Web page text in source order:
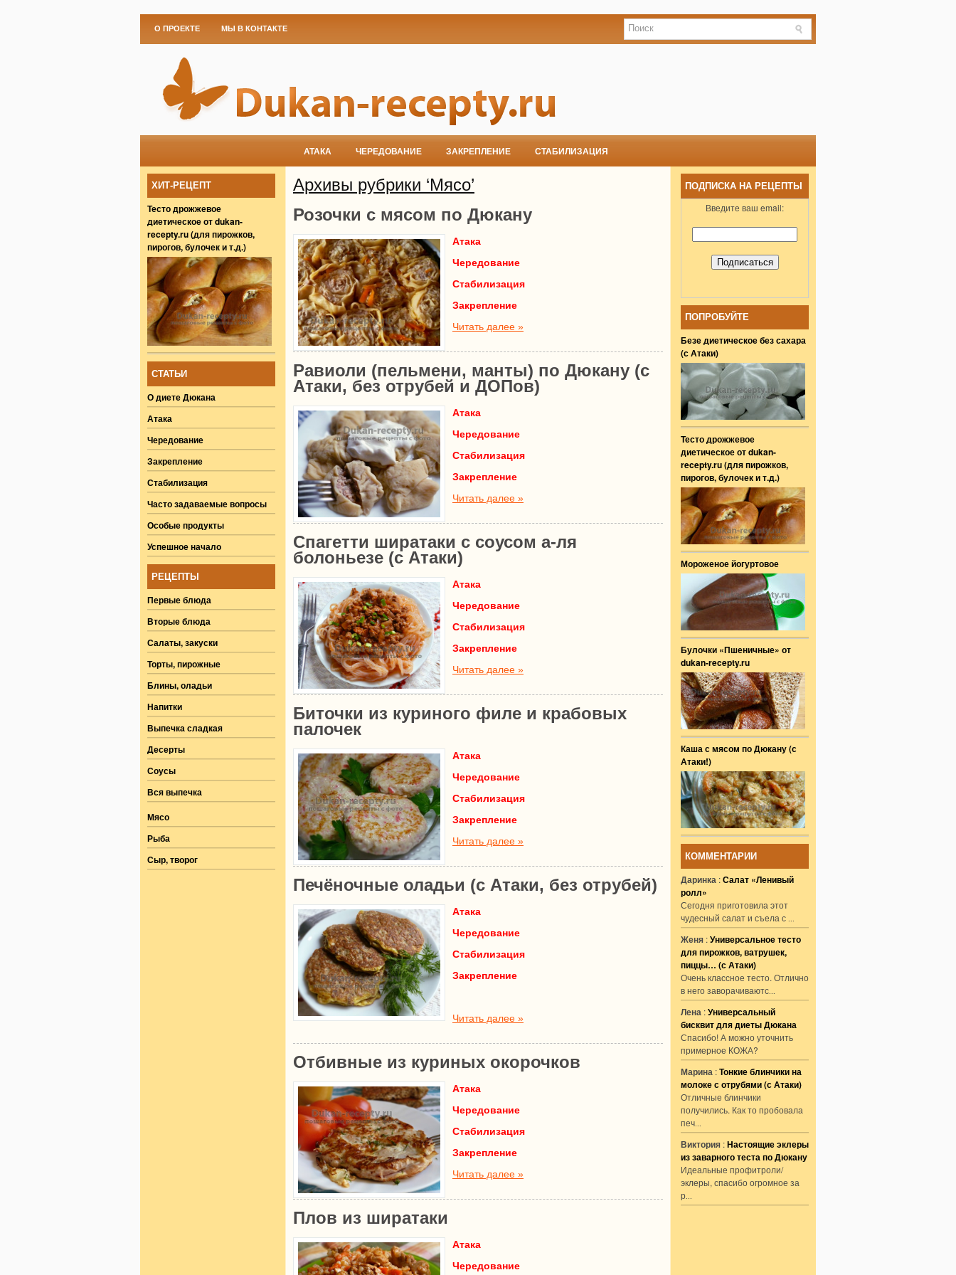
О ПРОЕКТЕ МЫ В КОНТАКТЕ
АТАКА ЧЕРЕДОВАНИЕ ЗАКРЕПЛЕНИЕ СТАБИЛИЗАЦИЯ
ХИТ-РЕЦЕПТ
Тесто дрожжевое
диетическое от dukan-
recepty.ru (для пирожков,
пирогов, булочек и т.д.)
СТАТЬИ
О диете Дюкана
Атака
Чередование
Закрепление
Стабилизация
Часто задаваемые вопросы
Особые продукты
Успешное начало
РЕЦЕПТЫ
Первые блюда
Вторые блюда
Салаты, закуски
Торты, пирожные
Блины, оладьи
Напитки
Выпечка сладкая
Десерты
Соусы
Вся выпечка
Мясо
Рыба
Сыр, творог
Архивы рубрики ‘Мясо’
Розочки с мясом по Дюкану
Атака
Чередование
Стабилизация
Закрепление
Читать далее »
Равиоли (пельмени, манты) по Дюкану (с
Атаки, без отрубей и ДОПов)
Атака
Чередование
Стабилизация
Закрепление
Читать далее »
Спагетти ширатаки с соусом а-ля
болоньезе (с Атаки)
Атака
Чередование
Стабилизация
Закрепление
Читать далее »
Биточки из куриного филе и крабовых
палочек
Атака
Чередование
Стабилизация
Закрепление
Читать далее »
Печёночные оладьи (с Атаки, без отрубей)
Атака
Чередование
Стабилизация
Закрепление
Читать далее »
Отбивные из куриных окорочков
Атака
Чередование
Стабилизация
Закрепление
Читать далее »
Плов из ширатаки
Атака
Чередование
ПОДПИСКА НА РЕЦЕПТЫ
Введите ваш email:
ПОПРОБУЙТЕ
Безе диетическое без сахара
(с Атаки)
Тесто дрожжевое
диетическое от dukan-
recepty.ru (для пирожков,
пирогов, булочек и т.д.)
Мороженое йогуртовое
Булочки «Пшеничные» от
dukan-recepty.ru
Каша с мясом по Дюкану (с
Атаки!)
КОММЕНТАРИИ
Даринка :Салат «Ленивый
ролл»
Сегодня приготовила этот
чудесный салат и съела с ...
Женя :Универсальное тесто
для пирожков, ватрушек,
пиццы… (с Атаки)
Очень классное тесто. Отлично
в него заворачиваютс...
Лена :Универсальный
бисквит для диеты Дюкана
Спасибо! А можно уточнить
примерное КОЖА?
Марина :Тонкие блинчики на
молоке с отрубями (с Атаки)
Отличные блинчики
получились. Как то пробовала
печ...
Виктория :Настоящие эклеры
из заварного теста по Дюкану
Идеальные профитроли/
эклеры, спасибо огромное за
р...